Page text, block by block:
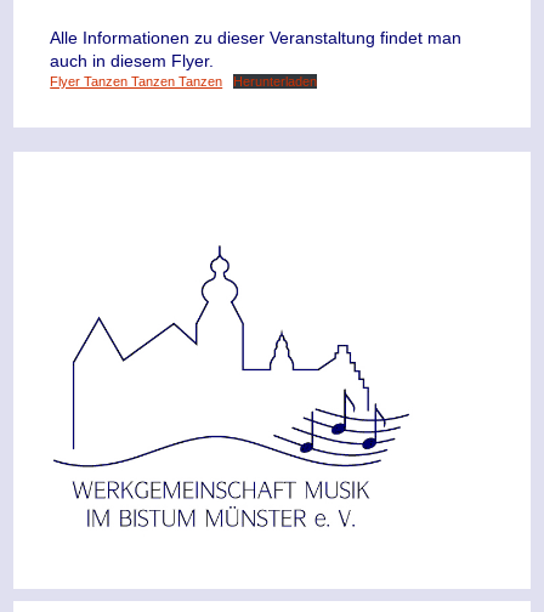
Alle Informationen zu dieser Veranstaltung findet man
auch in diesem Flyer.
Flyer Tanzen Tanzen Tanzen Herunterladen